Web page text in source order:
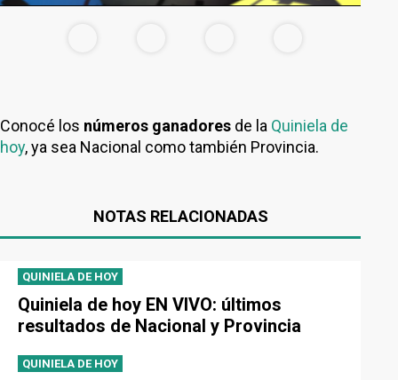
Conocé los números ganadores de la Quiniela de
hoy, ya sea Nacional como también Provincia.
NOTAS RELACIONADAS
QUINIELA DE HOY
Quiniela de hoy EN VIVO: últimos
resultados de Nacional y Provincia
QUINIELA DE HOY